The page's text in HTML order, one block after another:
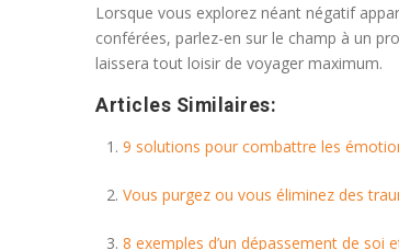
Lorsque vous explorez néant négatif
conférées, parlez-en sur le champ à un
laissera tout loisir de voyager maximum.
Articles Similaires:
9 solutions pour combattre les
Vous purgez ou vous éliminez des
8 exemples d’un dépassement de soi